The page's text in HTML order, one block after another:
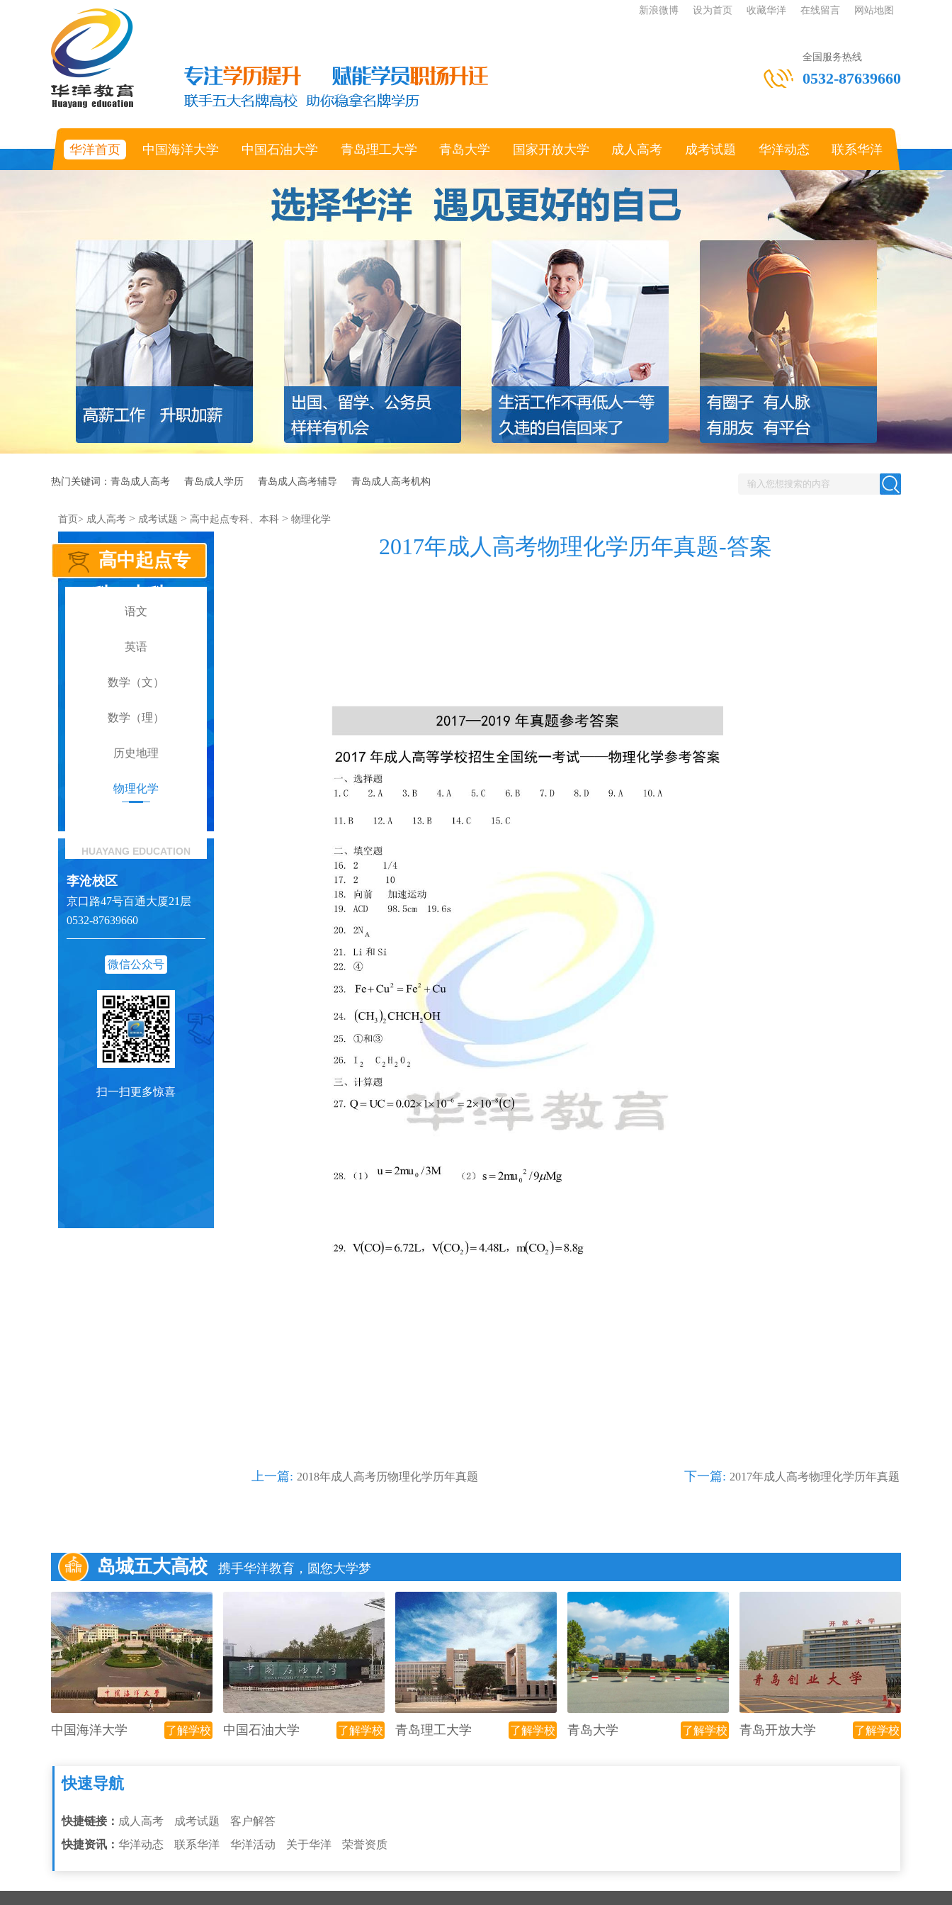
新浪微博 设为首页 收藏华洋 在线留言 网站地图
全国服务热线
0532-87639660
华洋首页 中国海洋大学 中国石油大学 青岛理工大学 青岛大学 国家开放大学 成人高考 成考试题 华洋动态 联系华洋
热门关键词： 青岛成人高考 青岛成人学历 青岛成人高考辅导 青岛成人高考机构
首页> 成人高考 > 成考试题 > 高中起点专科、本科 > 物理化学
高中起点专
语文
英语
数学（文）
数学（理）
历史地理
物理化学
HUAYANG EDUCATION
李沧校区
京口路47号百通大厦21层
0532-87639660
微信公众号
扫一扫更多惊喜
2017年成人高考物理化学历年真题-答案
上一篇: 2018年成人高考历物理化学历年真题 下一篇: 2017年成人高考物理化学历年真题
岛城五大高校 携手华洋教育，圆您大学梦
中国海洋大学 了解学校 中国石油大学 了解学校 青岛理工大学 了解学校 青岛大学 了解学校 青岛开放大学 了解学校
快速导航
快捷链接： 成人高考 成考试题
客户解答
快捷资讯： 华洋动态 联系华洋 华洋活动 关于华洋 荣誉资质